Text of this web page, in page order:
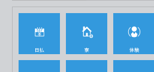
日払 寮 体験